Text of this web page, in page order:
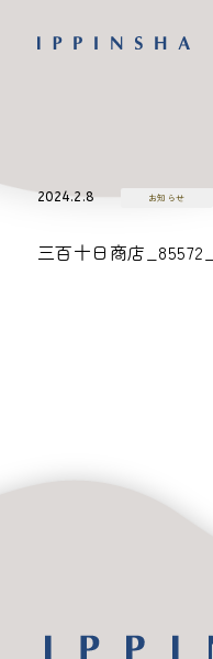
2024.2.8 お知らせ
三百十日商店